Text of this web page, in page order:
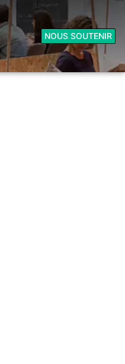
NOUS SOUTENIR